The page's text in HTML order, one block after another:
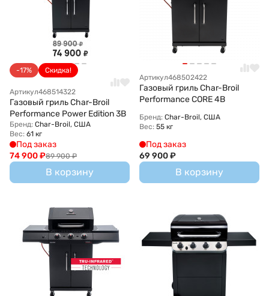
-17% Скидка!
Артикул468514322
Газовый гриль Char-Broil
Performance Power Edition 3B
Бренд: Char-Broil, США
Вес: 61 кг
Под заказ
89 900 ₽
74 900₽
В корзину
Артикул468502422
Газовый гриль Char-Broil
Performance CORE 4B
Бренд: Char-Broil, США
Вес: 55 кг
Под заказ
69 900₽
В корзину